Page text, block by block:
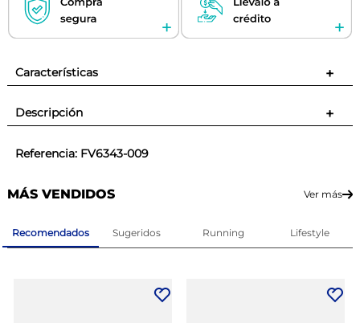
Características +
Descripción +
Referencia: FV6343-009
MÁS VENDIDOS Ver más
Recomendados Sugeridos Running Lifestyle